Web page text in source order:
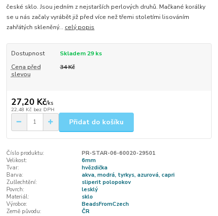
české sklo. Jsou jedním z nejstarších perlových druhů. Mačkané korálky
se u nás začaly vyrábět již před více než třemi stoletími lisováním
zahřátých skleněný... celý popis
Dostupnost
Skladem 29 ks
Cena před
slevou
34 Kč
27,20 Kč/ks
22,48 Kč bez DPH
Přidat do košíku
Číslo produktu:
PR-STAR-06-60020-29501
Velikost:
6mm
Tvar:
hvězdička
Barva:
akva, modrá, tyrkys, azurová, capri
Zušlechtění:
sliperit polopokov
Povrch:
lesklý
Materiál:
sklo
Výrobce:
BeadsFromCzech
Země původu:
ČR